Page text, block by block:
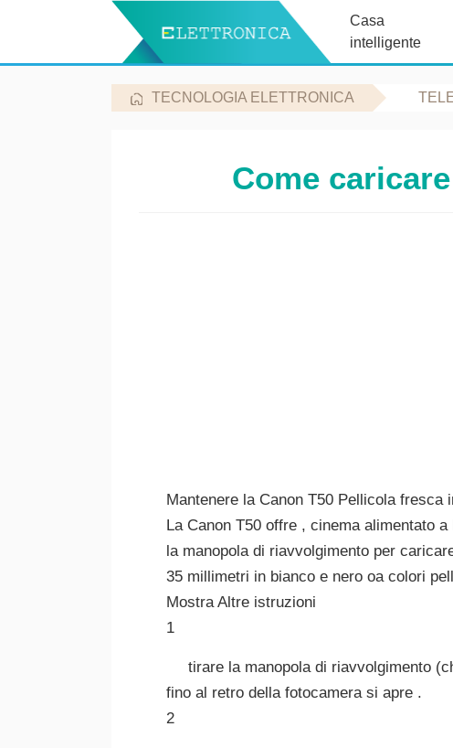
Casa
intelligente
TECNOLOGIA ELETTRONICA
Come
Mantenere la Canon T50 Pellicola
La Canon T50 offre , cinema alimentato
la manopola di riavvolgimento per
35 millimetri in bianco e nero oa colori
Mostra Altre istruzioni
1
tirare la manopola di riavvolgimento
fino al retro della fotocamera si apre .
2